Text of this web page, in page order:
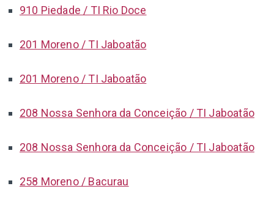
910 Piedade / TI Rio Doce
201 Moreno / TI Jaboatão
201 Moreno / TI Jaboatão
208 Nossa Senhora da Conceição / TI Jaboatão
208 Nossa Senhora da Conceição / TI Jaboatão
258 Moreno / Bacurau